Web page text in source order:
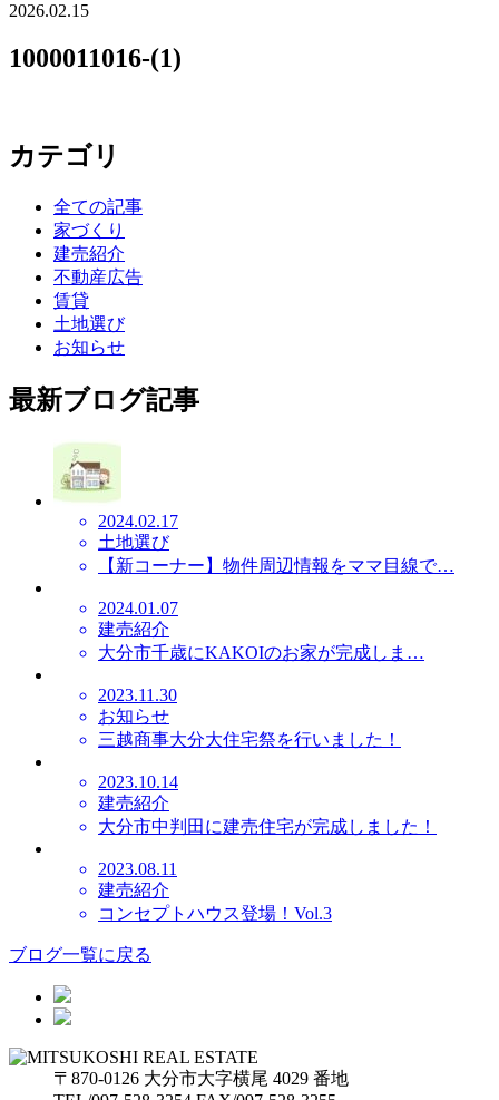
2026.02.15
1000011016-(1)
カテゴリ
全ての記事
家づくり
建売紹介
不動産広告
賃貸
土地選び
お知らせ
最新ブログ記事
2024.02.17
土地選び
【新コーナー】物件周辺情報をママ目線で…
2024.01.07
建売紹介
大分市千歳にKAKOIのお家が完成しま…
2023.11.30
お知らせ
三越商事大分大住宅祭を行いました！
2023.10.14
建売紹介
大分市中判田に建売住宅が完成しました！
2023.08.11
建売紹介
コンセプトハウス登場！Vol.3
ブログ一覧に戻る
〒870-0126 大分市大字横尾 4029 番地